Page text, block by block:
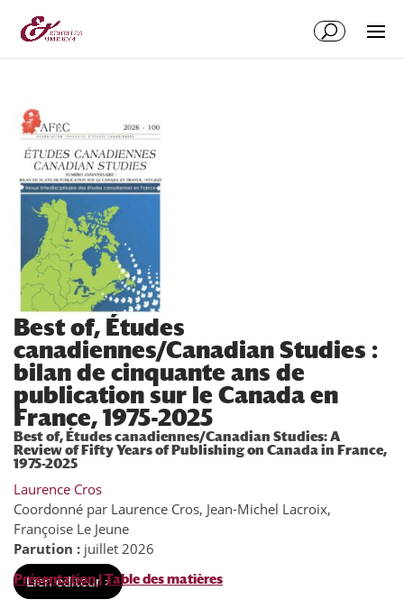
Best of, Études
canadiennes/Canadian Studies :
bilan de cinquante ans de
publication sur le Canada en
France, 1975-2025
Best of, Études canadiennes/Canadian Studies: A
Review of Fifty Years of Publishing on Canada in France,
1975-2025
Laurence Cros
Coordonné par Laurence Cros, Jean-Michel Lacroix,
Françoise Le Jeune
Parution : juillet 2026
Lien éditeur >
Présentation|Table des matières